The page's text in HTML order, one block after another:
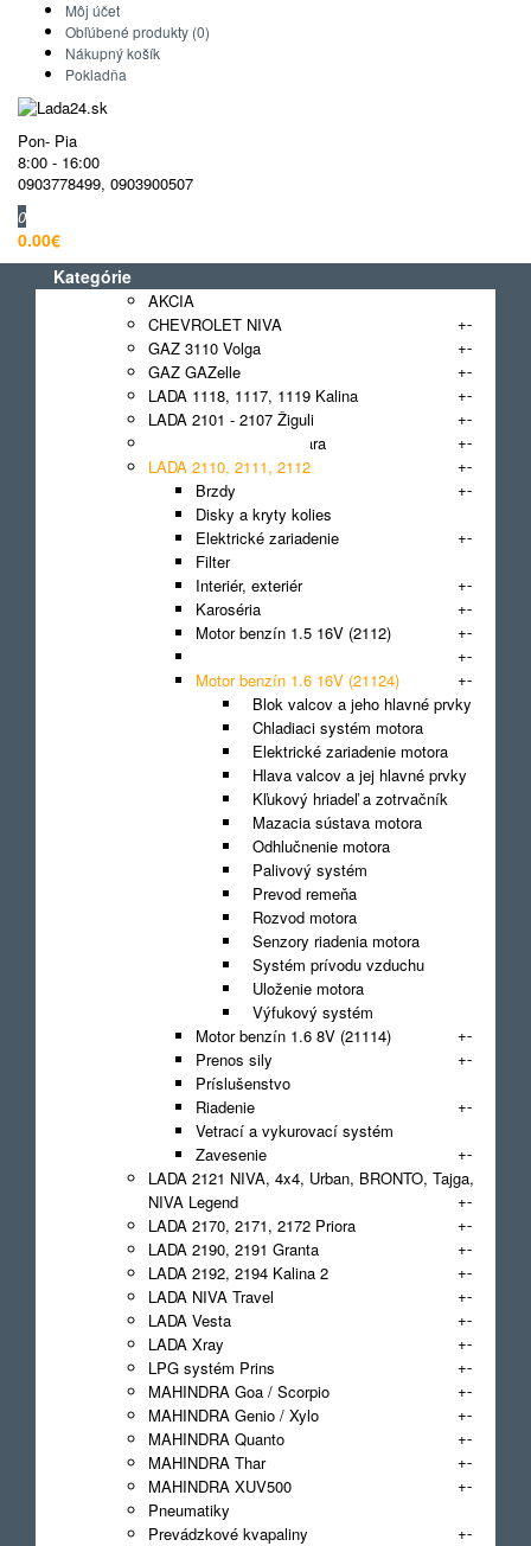
Môj účet
Obľúbené produkty (0)
Nákupný košík
Pokladňa
Pon- Pia
8:00 - 16:00
0903778499, 0903900507
0
0.00€
Kategórie
AKCIA
CHEVROLET NIVA
+-
GAZ 3110 Volga
+-
GAZ GAZelle
+-
LADA 1118, 1117, 1119 Kalina
+-
LADA 2101 - 2107 Žiguli
+-
LADA 2108, 2109 Samara
+-
LADA 2110, 2111, 2112
+-
Brzdy
+-
Disky a kryty kolies
Elektrické zariadenie
+-
Filter
Interiér, exteriér
+-
Karoséria
+-
Motor benzín 1.5 16V (2112)
+-
+-
Motor benzín 1.6 16V (21124)
+-
Blok valcov a jeho hlavné prvky
Chladiaci systém motora
Elektrické zariadenie motora
Hlava valcov a jej hlavné prvky
Kľukový hriadeľ a zotrvačník
Mazacia sústava motora
Odhlučnenie motora
Palivový systém
Prevod remeňa
Rozvod motora
Senzory riadenia motora
Systém prívodu vzduchu
Uloženie motora
Výfukový systém
Motor benzín 1.6 8V (21114)
+-
Prenos sily
+-
Príslušenstvo
Riadenie
+-
Vetrací a vykurovací systém
Zavesenie
+-
LADA 2121 NIVA, 4x4, Urban, BRONTO, Tajga,
NIVA Legend
+-
LADA 2170, 2171, 2172 Priora
+-
LADA 2190, 2191 Granta
+-
LADA 2192, 2194 Kalina 2
+-
LADA NIVA Travel
+-
LADA Vesta
+-
LADA Xray
+-
LPG systém Prins
+-
MAHINDRA Goa / Scorpio
+-
MAHINDRA Genio / Xylo
+-
MAHINDRA Quanto
+-
MAHINDRA Thar
+-
MAHINDRA XUV500
+-
Pneumatiky
Prevádzkové kvapaliny
+-